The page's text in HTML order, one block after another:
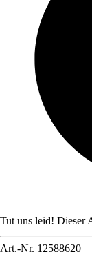
Tut uns leid! Dieser
Art.-Nr. 12588620